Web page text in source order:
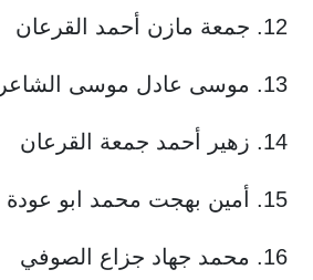
12. جمعة مازن أحمد القرعان
13. موسى عادل موسى الشاعر
14. زهير أحمد جمعة القرعان
15. أمين بهجت محمد ابو عودة
16. محمد جهاد جزاع الصوفي